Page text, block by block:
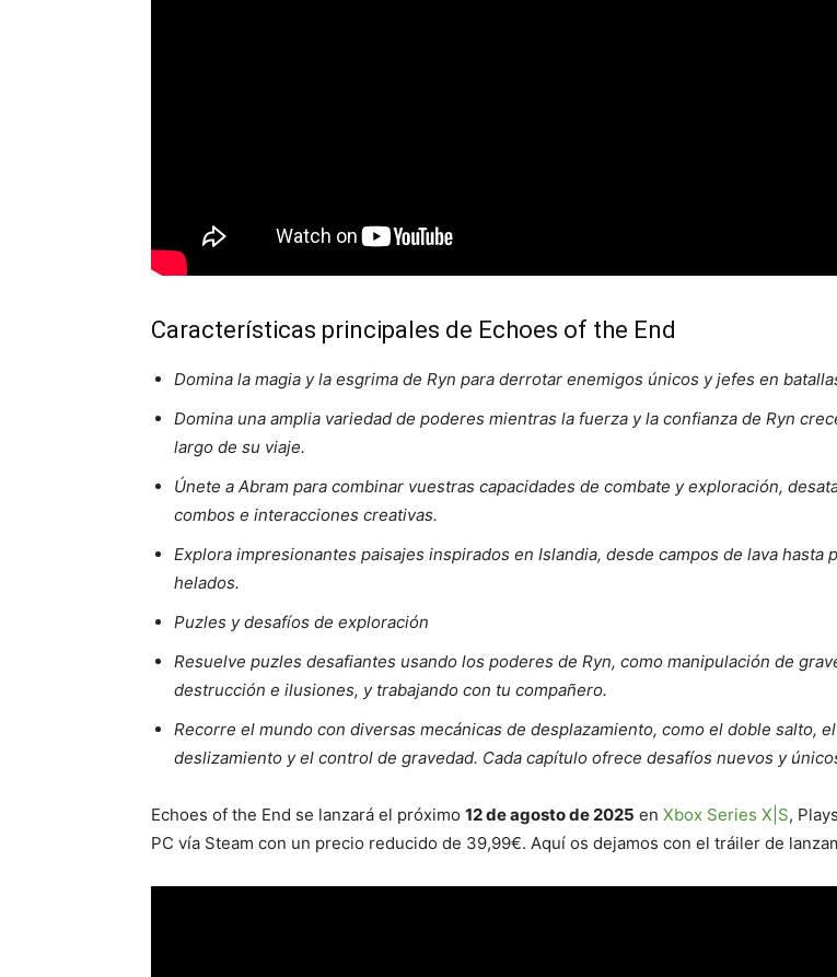
Características principales de Echoes of the End
Domina la magia y la esgrima de Ryn para derrotar enemigos únicos y jefes en
Domina una amplia variedad de poderes mientras la fuerza y la confianza de Ryn
largo de su viaje.
Únete a Abram para combinar vuestras capacidades de combate y exploración,
combos e interacciones creativas.
Explora impresionantes paisajes inspirados en Islandia, desde campos de lava hasta
helados.
Puzles y desafíos de exploración
Resuelve puzles desafiantes usando los poderes de Ryn, como manipulación de
destrucción e ilusiones, y trabajando con tu compañero.
Recorre el mundo con diversas mecánicas de desplazamiento, como el doble salto, el
deslizamiento y el control de gravedad. Cada capítulo ofrece desafíos nuevos y
Echoes of the End se lanzará el próximo 12 de agosto de 2025 en Xbox Series X|S,
PC vía Steam con un precio reducido de 39,99€. Aquí os dejamos con el tráiler de